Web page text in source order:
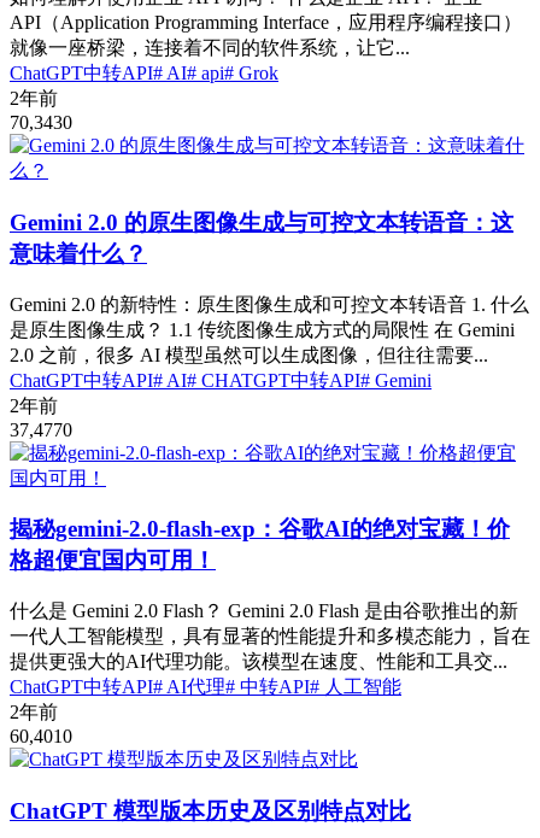
API（Application Programming Interface，应用程序编程接口）
就像一座桥梁，连接着不同的软件系统，让它...
ChatGPT中转API# AI# api# Grok
2年前
70,3430
Gemini 2.0 的原生图像生成与可控文本转语音：这
意味着什么？
Gemini 2.0 的新特性：原生图像生成和可控文本转语音 1. 什么
是原生图像生成？ 1.1 传统图像生成方式的局限性 在 Gemini
2.0 之前，很多 AI 模型虽然可以生成图像，但往往需要...
ChatGPT中转API# AI# CHATGPT中转API# Gemini
2年前
37,4770
揭秘gemini-2.0-flash-exp：谷歌AI的绝对宝藏！价
格超便宜国内可用！
什么是 Gemini 2.0 Flash？ Gemini 2.0 Flash 是由谷歌推出的新
一代人工智能模型，具有显著的性能提升和多模态能力，旨在
提供更强大的AI代理功能。该模型在速度、性能和工具交...
ChatGPT中转API# AI代理# 中转API# 人工智能
2年前
60,4010
ChatGPT 模型版本历史及区别特点对比